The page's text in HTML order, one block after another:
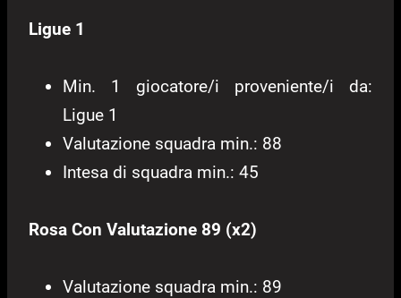
Ligue 1
Min. 1 giocatore/i proveniente/i da:
Ligue 1
Valutazione squadra min.: 88
Intesa di squadra min.: 45
Rosa Con Valutazione 89 (x2)
Valutazione squadra min.: 89